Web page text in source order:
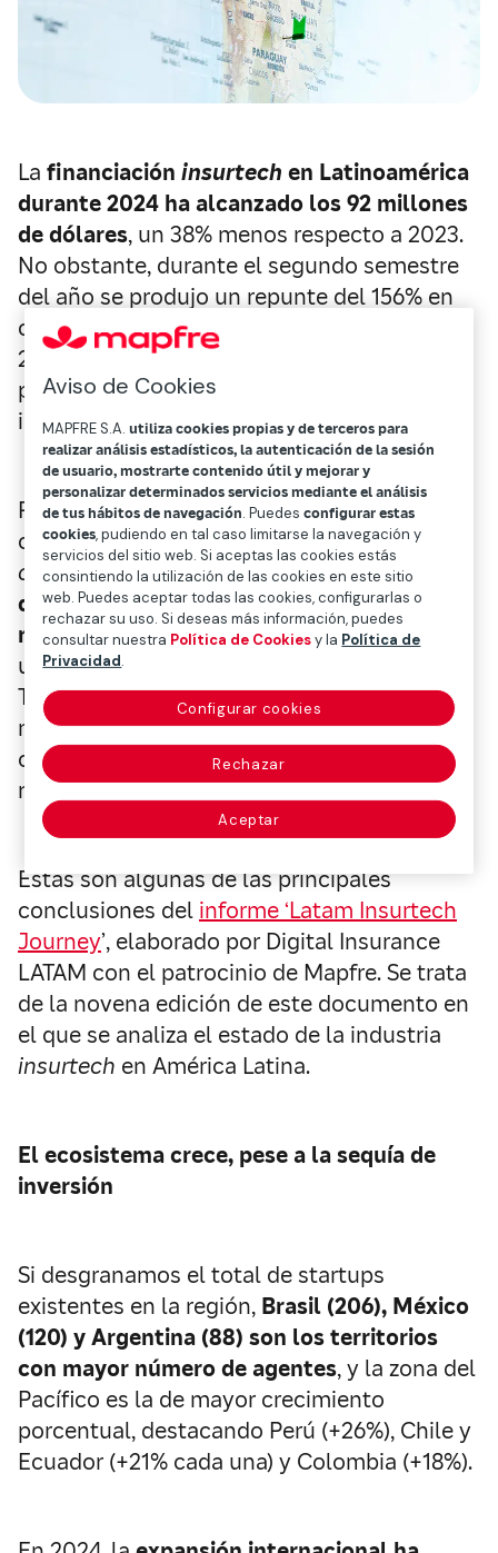
La financiación insurtech en Latinoamérica
durante 2024 ha alcanzado los 92 millones
de dólares, un 38% menos respecto a 2023.
No obstante, durante el segundo semestre
del año se produjo un repunte del 156% en
comparación con el primer semestre de
2024, lo que denota unas perspectivas
positivas para 2025 y la existencia del
interés de los inversores por la región.
Pese a este contexto de baja inversión en el
cómputo anual de la inversiónventure
capitalo de capital riesgo, el númerototal
destartupsdel ecosistemainsurtechen la
región se sitúa en 502, lo que se traduce en
un crecimiento del 5% durante 2024.
Teniendo en cuenta que la tasa de
mortalidad ha sido del 9,4%, el crecimiento
orgánico se sitúa en un +15% anual, con 70
nuevasinsurtech.
Estas son algunas de las principales
conclusiones del informe ‘Latam Insurtech
Journey’, elaborado por Digital Insurance
LATAM con el patrocinio de Mapfre. Se trata
de la novena edición de este documento en
el que se analiza el estado de la industria
insurtech en América Latina.
El ecosistema crece, pese a la sequía de
inversión
Si desgranamos el total de startups
existentes en la región, Brasil (206), México
(120) y Argentina (88) son los territorios
con mayor número de agentes, y la zona del
Pacífico es la de mayor crecimiento
porcentual, destacando Perú (+26%), Chile y
Ecuador (+21% cada una) y Colombia (+18%).
Aviso de Cookies
MAPFRE S.A.utiliza cookies propias y de terceros para
realizar análisis estadísticos, la autenticación de la sesión
de usuario, mostrarte contenido útil y mejorar y
personalizar determinados servicios mediante el análisis
de tus hábitos de navegación. Puedesconfigurar estas
cookies, pudiendo en tal caso limitarse la navegación y
servicios del sitio web. Si aceptas las cookies estás
consintiendo la utilización de las cookies en este sitio
web. Puedes aceptar todas las cookies, configurarlas o
rechazar su uso. Si deseas más información, puedes
consultar nuestra Política de Cookiesy la Política de
Privacidad.
Configurar cookies
Rechazar
Aceptar